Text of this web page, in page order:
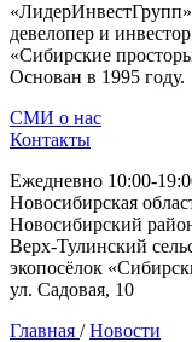
девелопер и
«Сибирские
Основан в 1995 году.
СМИ о нас
Контакты
Ежедневно 10:00-
Новосибирская
Новосибирский
Верх-Тулинский
экопосёлок
ул. Садовая, 10
Главная / Новости